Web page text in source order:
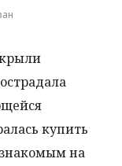
купить
на